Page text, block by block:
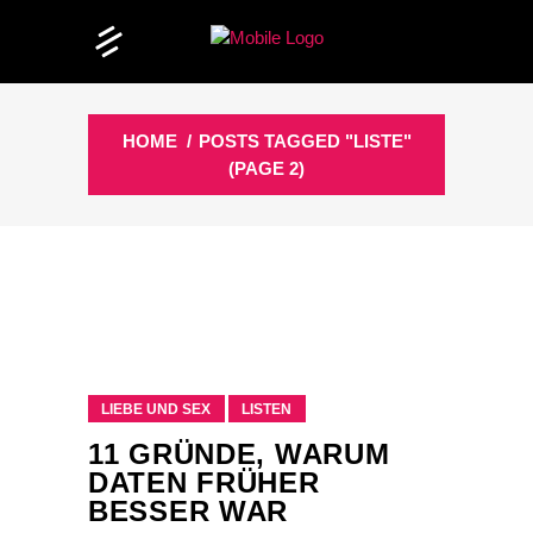
HOME / POSTS TAGGED "LISTE"
(PAGE 2)
LIEBE UND SEX LISTEN
11 GRÜNDE, WARUM
DATEN FRÜHER
BESSER WAR